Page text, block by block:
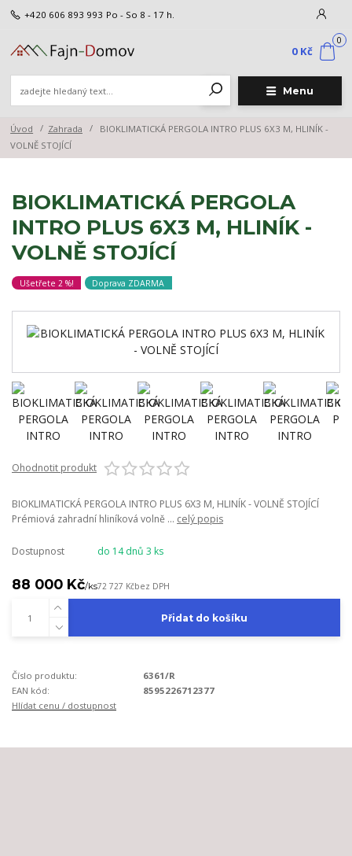
Menu
+420 606 893 993 Po - So 8 - 17 h.
0
0 Kč
Úvod Zahrada
BIOKLIMATICKÁ PERGOLA INTRO PLUS 6X3 M, HLINÍK -
VOLNĚ STOJÍCÍ
BIOKLIMATICKÁ PERGOLA
INTRO PLUS 6X3 M, HLINÍK -
VOLNĚ STOJÍCÍ
Ušetřete 2 %! Doprava ZDARMA
Ohodnotit produkt
BIOKLIMATICKÁ PERGOLA INTRO PLUS 6X3 M, HLINÍK - VOLNĚ STOJÍCÍ
Prémiová zahradní hliníková volně ... celý popis
Dostupnost do 14 dnů 3 ks
88 000 Kč/ks72 727 Kčbez DPH
Přidat do košíku
Číslo produktu:
6361/R
EAN kód:
8595226712377
Hlídat cenu / dostupnost